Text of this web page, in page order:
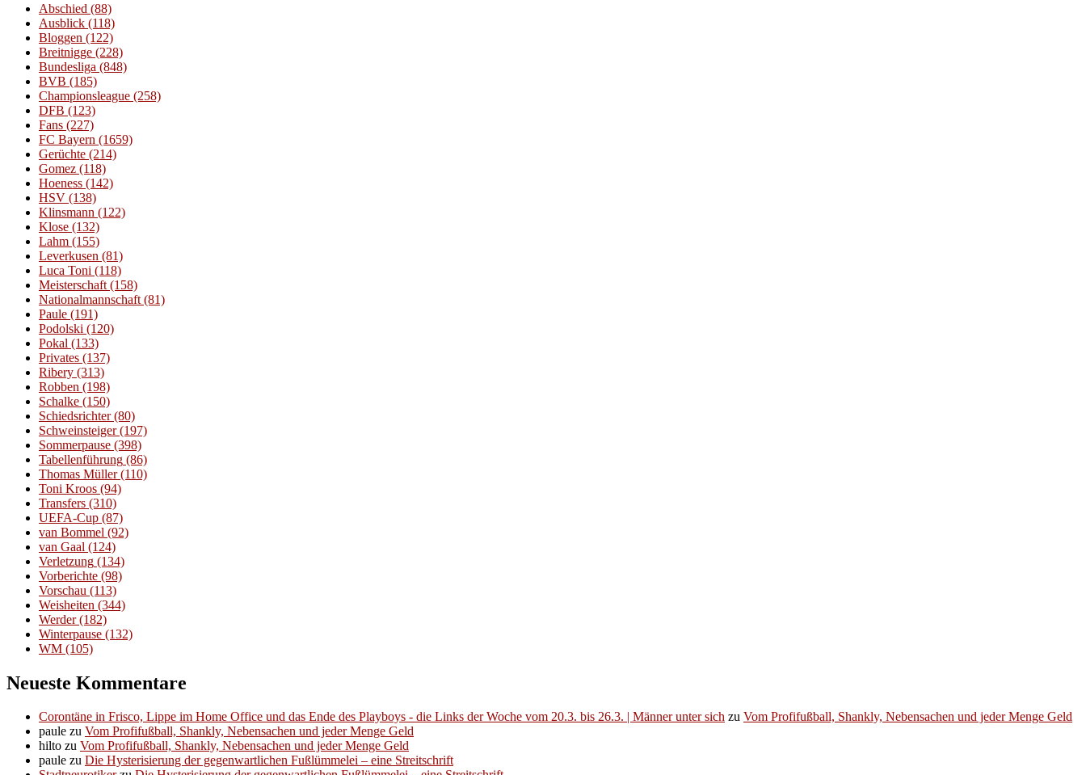
Abschied (88)
Ausblick (118)
Bloggen (122)
Breitnigge (228)
Bundesliga (848)
BVB (185)
Championsleague (258)
DFB (123)
Fans (227)
FC Bayern (1659)
Gerüchte (214)
Gomez (118)
Hoeness (142)
HSV (138)
Klinsmann (122)
Klose (132)
Lahm (155)
Leverkusen (81)
Luca Toni (118)
Meisterschaft (158)
Nationalmannschaft (81)
Paule (191)
Podolski (120)
Pokal (133)
Privates (137)
Ribery (313)
Robben (198)
Schalke (150)
Schiedsrichter(80)
Schweinsteiger(197)
Sommerpause (398)
Tabellenführung (86)
Thomas Müller(110)
Toni Kroos (94)
Transfers (310)
UEFA-Cup (87)
van Bommel (92)
van Gaal (124)
Verletzung (134)
Vorberichte (98)
Vorschau (113)
Weisheiten (344)
Werder(182)
Winterpause (132)
WM (105)
Neueste Kommentare
Corontäne in Frisco, Lippe im Home Office und das Ende des Playboys - die Links der Woche vom 20.3. bis 26.3. | Männer unter sich zu Vom Profifußball, Shankly, Nebensachen und jeder Menge Geld
paule zu Vom Profifußball, Shankly, Nebensachen und jeder Menge Geld
hilto zu Vom Profifußball, Shankly, Nebensachen und jeder Menge Geld
paule zu Die Hysterisierung der gegenwartlichen Fußlümmelei – eine Streitschrift